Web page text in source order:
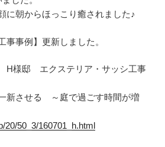
に朝からほっこり癒されました♪
事事例】更新しました。
H様邸 エクステリア・サッシ工事
新させる ～庭で過ごす時間が増
20/50_3/160701_h.html